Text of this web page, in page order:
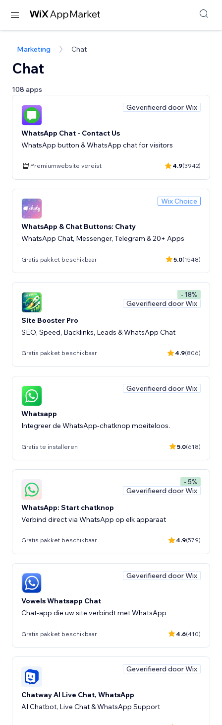
Marketing Chat
Chat
108 apps
Geverifieerd door Wix
WhatsApp Chat - Contact Us
WhatsApp button & WhatsApp chat for visitors
Premiumwebsite vereist 4.9(3942)
Wix Choice
WhatsApp & Chat Buttons: Chaty
WhatsApp Chat, Messenger, Telegram & 20+ Apps
Gratis pakket beschikbaar 5.0(1548)
- 18%
Geverifieerd door Wix
Site Booster Pro
SEO, Speed, Backlinks, Leads & WhatsApp Chat
Gratis pakket beschikbaar 4.9(806)
Geverifieerd door Wix
Whatsapp
Integreer de WhatsApp-chatknop moeiteloos.
Gratis te installeren 5.0(618)
- 5%
Geverifieerd door Wix
WhatsApp: Start chatknop
Verbind direct via WhatsApp op elk apparaat
Gratis pakket beschikbaar 4.9(579)
Geverifieerd door Wix
Vowels Whatsapp Chat
Chat-app die uw site verbindt met WhatsApp
Gratis pakket beschikbaar 4.6(410)
Geverifieerd door Wix
Chatway AI Live Chat, WhatsApp
AI Chatbot, Live Chat & WhatsApp Support